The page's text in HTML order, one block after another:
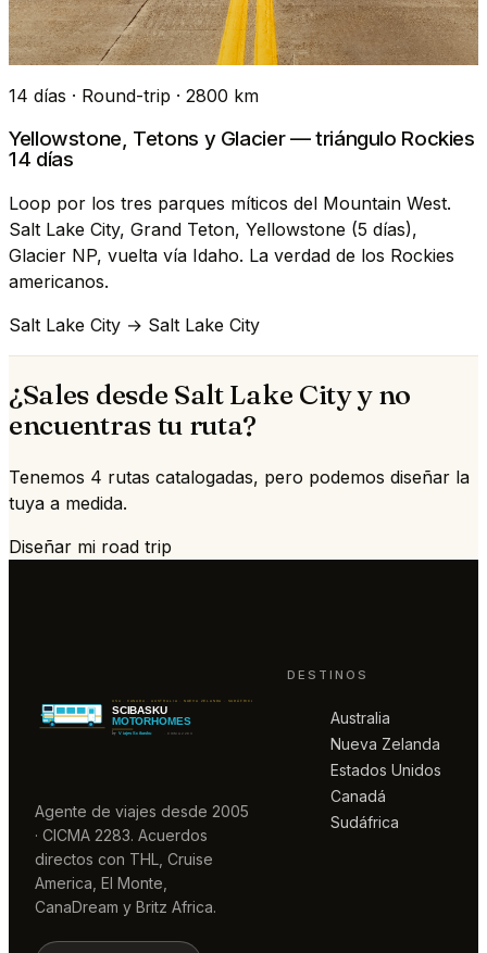
14 días · Round-trip · 2800 km
Yellowstone, Tetons y Glacier — triángulo Rockies
14 días
Loop por los tres parques míticos del Mountain West.
Salt Lake City, Grand Teton, Yellowstone (5 días),
Glacier NP, vuelta vía Idaho. La verdad de los Rockies
americanos.
Salt Lake City → Salt Lake City
¿Sales desde Salt Lake City y no
encuentras tu ruta?
Tenemos 4 rutas catalogadas, pero podemos diseñar la
tuya a medida.
Diseñar mi road trip
Agente de viajes desde 2005
· CICMA 2283. Acuerdos
directos con THL, Cruise
America, El Monte,
CanaDream y Britz Africa.
DESTINOS
Australia
Nueva Zelanda
Estados Unidos
Canadá
Sudáfrica